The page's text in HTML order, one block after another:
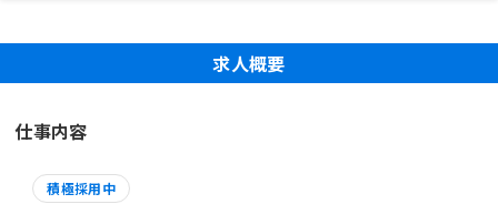
求人概要
仕事内容
積極採用中